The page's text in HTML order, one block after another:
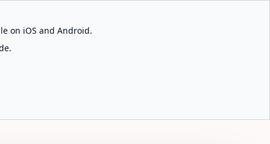
on iOS and Android.